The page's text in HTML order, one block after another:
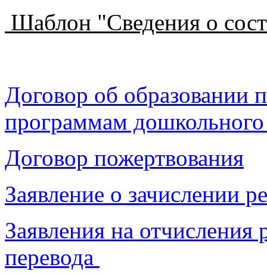
Шаблон "Сведения о
Договор об образовании
программам дошкольного
Договор пожертвования
Заявление о зачислении
Заявления на отчисления
перевода